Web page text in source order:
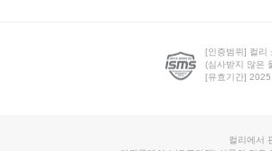
[인증범위] 컬리
(심사받지 않은
[유효기간]
컬리에서